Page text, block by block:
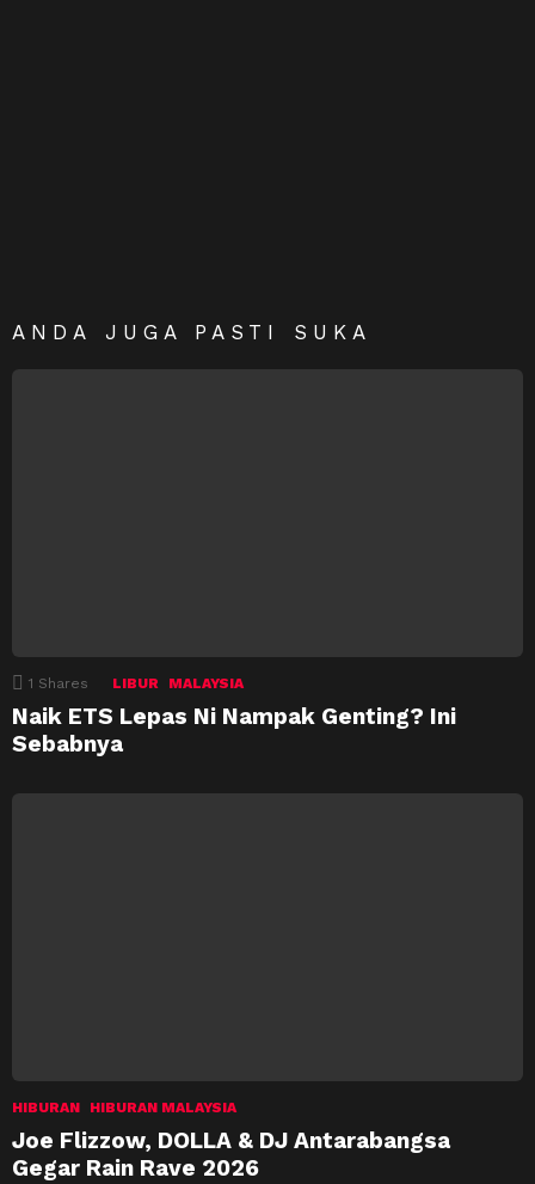
ANDA JUGA PASTI SUKA
1 Shares LIBUR MALAYSIA
Naik ETS Lepas Ni Nampak Genting? Ini
Sebabnya
HIBURAN HIBURAN MALAYSIA
Joe Flizzow, DOLLA & DJ Antarabangsa
Gegar Rain Rave 2026